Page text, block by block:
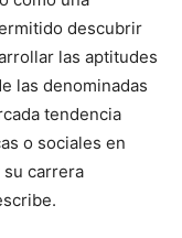
descubrir
las aptitudes
las denominadas
tendencia
o sociales en
carrera